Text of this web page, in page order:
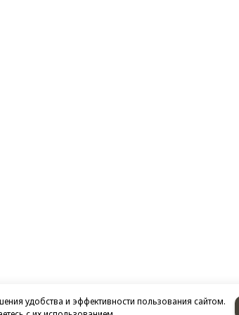
удобства и эффективности пользования сайтом.